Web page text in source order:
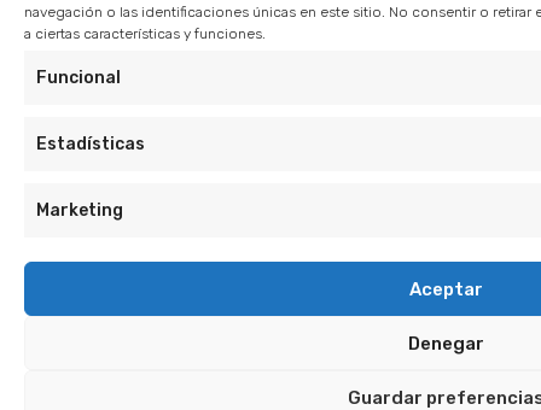
navegación o las identificaciones únicas en este sitio. No consentir o
a ciertas características y funciones.
Funcional
Estadísticas
Marketing
Aceptar
Denegar
Guardar